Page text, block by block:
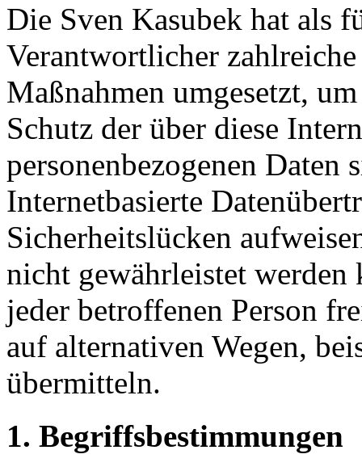
Die Sven Kasubek hat als
Verantwortlicher
Maßnahmen umgesetzt,
Schutz der über diese
personenbezogenen Daten
Internetbasierte
Sicherheitslücken
nicht gewährleistet werden
jeder betroffenen Person
auf alternativen Wegen,
übermitteln.
1. Begriffsbestimmungen